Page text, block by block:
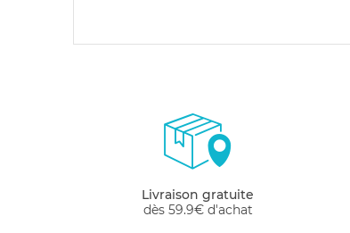
Livraison gratuite
dès 59.9€ d'achat